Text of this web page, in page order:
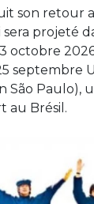
son retour
projeté
octobre
septembre
São Paulo),
au Brésil.